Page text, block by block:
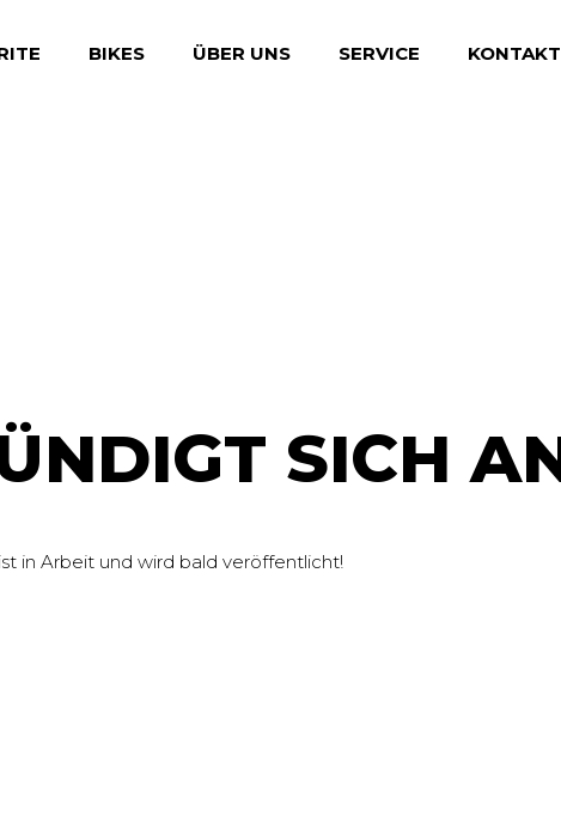
BIKES ÜBER UNS SERVICE KONTAKT
SICH AN
in Arbeit und wird bald veröffentlicht!